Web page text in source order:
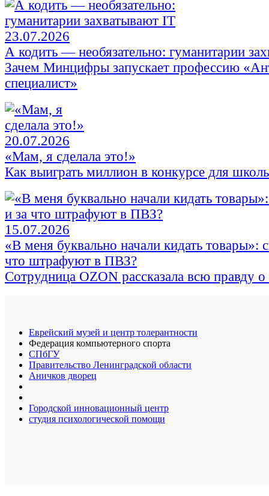
23.07.2026
А кодить — необязательно: гуманитарии
Зачем Минцифры запускает профессию
специалист»
20.07.2026
«Мам, я сделала это!»
Как выиграть миллион в конкурсе для
15.07.2026
«В меня буквально начали кидать товары»:
что штрафуют в ПВЗ?
Сотрудница OZON рассказала всю правду о
Еврейский музей и центр толерантности
Федерация компьютерного спорта
СПбГУ
Правительство Ленинградской области
Аничков дворец
Городской инновационный центр
студия психологической помощи